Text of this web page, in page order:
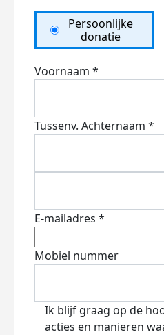
Persoonlijke
donatie
Voornaam *
Tussenv. Achternaam *
E-mailadres *
Mobiel nummer
Ik blijf graag op de
acties en manieren